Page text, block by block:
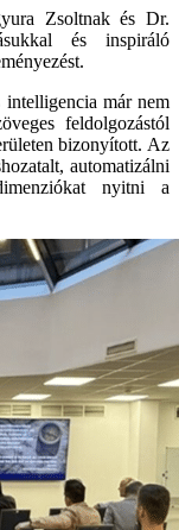
Zsoltnak és Dr.
és inspiráló
intelligencia már nem
feldolgozástól
bizonyított. Az
automatizálni
nyitni a